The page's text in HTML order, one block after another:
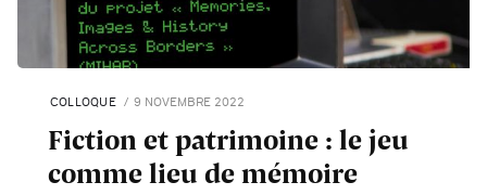
COLLOQUE 9 NOVEMBRE 2022
Fiction et patrimoine : le jeu
comme lieu de mémoire